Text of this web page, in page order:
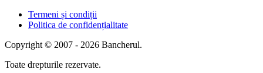
Termeni și condiții
Politica de confidențialitate
Copyright © 2007 - 2026 Bancherul.
Toate drepturile rezervate.